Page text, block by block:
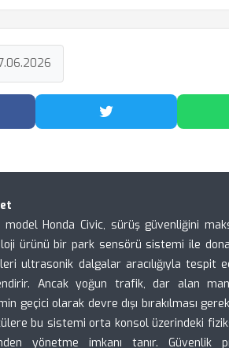
Paylaş Twitter'da Paylaş
Honda Civic, sürüş güvenliğini
ürünü bir park sensörü sistemi ile
ultrasonik dalgalar aracılığıyla
Ancak yoğun trafik, dar alan
geçici olarak devre dışı bırakılması
bu sistemi orta konsol üzerindeki
yönetme imkanı tanır.